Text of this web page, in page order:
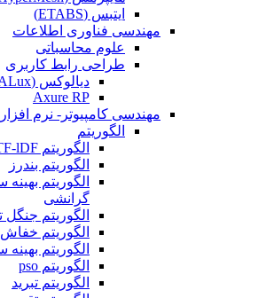
ایتبس (ETABS)
مهندسی فناوری اطلاعات
علوم محاسباتی
طراحی رابط کاربری
دیالوکس (DIALux)
Axure RP
مهندسی کامپیوتر- نرم افزار
الگوریتم
الگوریتم TF-lDF
الگوریتم بندرز
الگوریتم
گرانشی
الگوریتم
الگوریتم خفاش
الگوریتم
الگوریتم pso
الگوریتم تبرید